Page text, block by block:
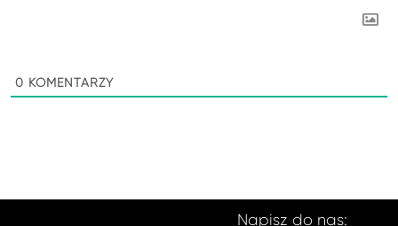
0 KOMENTARZY
Napisz do nas: